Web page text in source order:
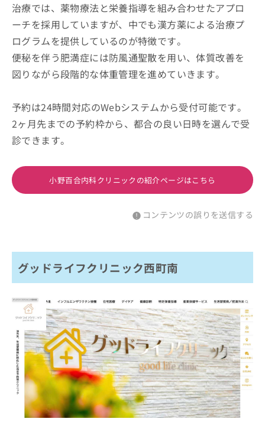
治療では、薬物療法と栄養指導を組み合わせたアプロ
ーチを採用していますが、中でも漢方薬による治療プ
ログラムを提供しているのが特徴です。
便秘を伴う肥満症には防風通聖散を用い、体質改善を
図りながら段階的な体重管理を進めていきます。
予約は24時間対応のWebシステムから受付可能です。
2ヶ月先までの予約枠から、都合の良い日時を選んで受
診できます。
小野百合内科クリニックの紹介ページはこちら
コンテンツの誤りを送信する
グッドライフクリニック西町南